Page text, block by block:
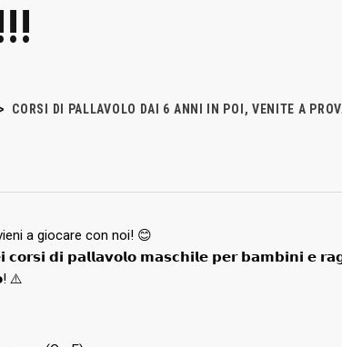
> CORSI DI PALLAVOLO DAI 6 ANNI IN POI, VENITE A
a giocare con noi! 😊
𝗰𝗼𝗿𝘀𝗶 𝗱𝗶 𝗽𝗮𝗹𝗹𝗮𝘃𝗼𝗹𝗼 𝗺𝗮𝘀𝗰𝗵𝗶𝗹𝗲 𝗽𝗲𝗿 𝗯𝗮𝗺𝗯𝗶𝗻𝗶 𝗲
⚠️